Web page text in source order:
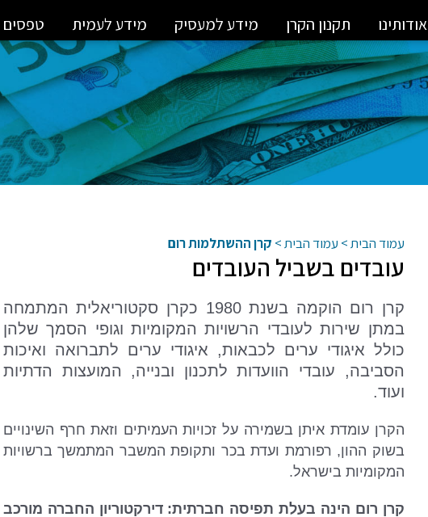
אודותינו תקנון הקרן מידע למעסיק מידע לעמית טפסים
עמוד הבית> עמוד הבית> קרן ההשתלמות רום
עובדים בשביל העובדים
קרן רום הוקמה בשנת 1980 כקרן סקטוריאלית המתמחה
במתן שירות לעובדי הרשויות המקומיות וגופי הסמך שלהן
כולל איגודי ערים לכבאות, איגודי ערים לתברואה ואיכות
הסביבה, עובדי הוועדות לתכנון ובנייה, המועצות הדתיות
ועוד.
הקרן עומדת איתן בשמירה על זכויות העמיתים וזאת חרף השינויים
בשוק ההון, רפורמת ועדת בכר ותקופת המשבר המתמשך ברשויות
המקומיות בישראל.
קרן רום הינה בעלת תפיסה חברתית: דירקטוריון החברה מורכב